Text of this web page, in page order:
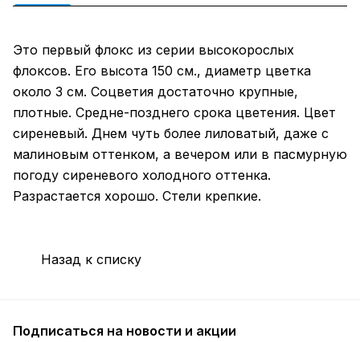
Это первый флокс из серии высокорослых
флоксов. Его высота 150 см., диаметр цветка
около 3 см. Соцветия достаточно крупные,
плотные. Средне-позднего срока цветения. Цвет
сиреневый. Днем чуть более лиловатый, даже с
малиновым оттенком, а вечером или в пасмурную
погоду сиреневого холодного оттенка.
Разрастается хорошо. Стели крепкие.
Назад к списку
Подписаться на новости и акции